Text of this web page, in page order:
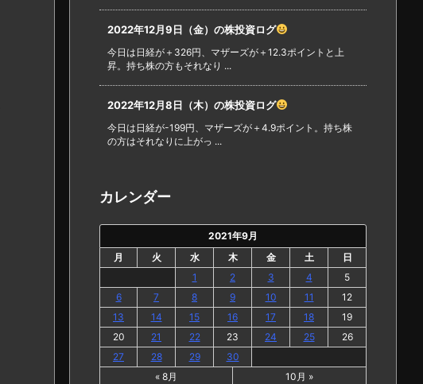
2022年12月9日（金）の株投資ログ
今日は日経が＋326円、マザーズが＋12.3ポイントと上
昇。持ち株の方もそれなり ...
2022年12月8日（木）の株投資ログ
今日は日経が-199円、マザーズが＋4.9ポイント。持ち株
の方はそれなりに上がっ ...
カレンダー
2021年9月
月
火 水 木 金 土
日
1
2 3 4
5
6
7 8 9 10 11
12
13
14 15 16 17 18
19
20
21 22 23 24 25
26
27
28 29
30
« 8月
10月 »